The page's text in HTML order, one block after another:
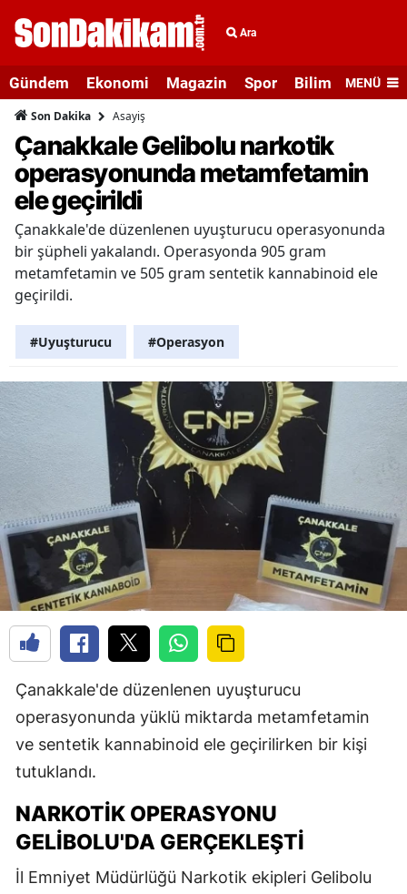
Ara
Gündem Ekonomi Magazin Spor Bilim veMENÜ
Son Dakika Asayiş
Çanakkale Gelibolu narkotik
operasyonunda metamfetamin
ele geçirildi
Çanakkale'de düzenlenen uyuşturucu operasyonunda
bir şüpheli yakalandı. Operasyonda 905 gram
metamfetamin ve 505 gram sentetik kannabinoid ele
geçirildi.
#Uyuşturucu #Operasyon
Çanakkale'de düzenlenen uyuşturucu
operasyonunda yüklü miktarda metamfetamin
ve sentetik kannabinoid ele geçirilirken bir kişi
tutuklandı.
NARKOTIK OPERASYONU
GELIBOLU'DA GERÇEKLEŞTI
İl Emniyet Müdürlüğü Narkotik ekipleri Gelibolu